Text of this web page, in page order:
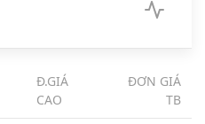
Đ.GIÁ
CAO
ĐƠN GIÁ
TB